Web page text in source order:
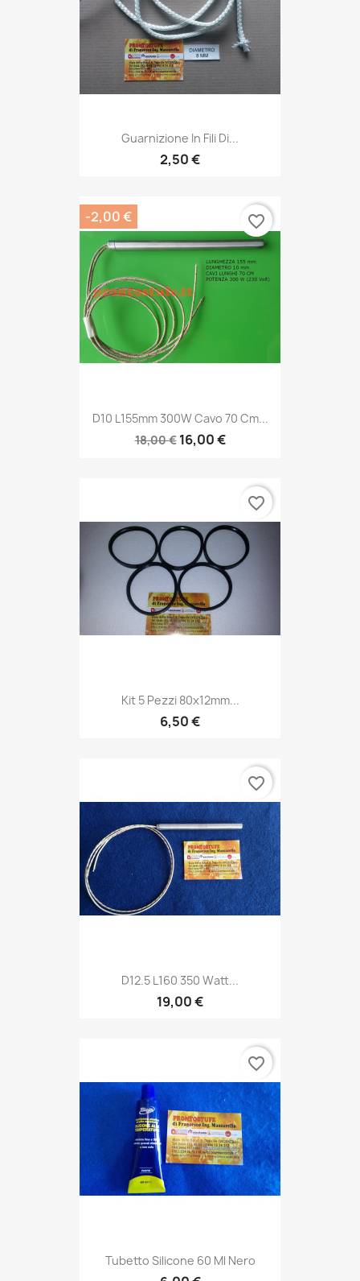
Guarnizione In Fili Di...
2,50 €
D10 L155mm 300W Cavo 70 Cm...
18,00 € 16,00 €
-2,00 € favorite_border
Kit 5 Pezzi 80x12mm...
6,50 €
favorite_border
D12.5 L160 350 Watt...
19,00 €
favorite_border
Tubetto Silicone 60 Ml Nero
favorite_border